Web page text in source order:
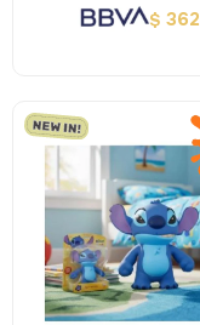
$ 362